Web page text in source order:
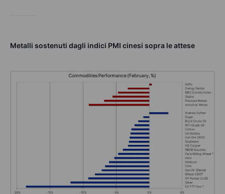
Metalli sostenuti dagli indici PMI cinesi sopra le attese